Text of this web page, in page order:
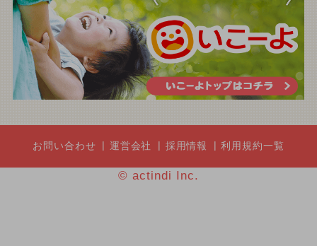
お問い合わせ 運営会社 採用情報 利用規約一覧
© actindi Inc.